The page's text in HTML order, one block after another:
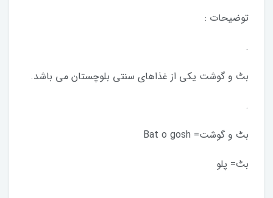
توضیحات :
.
بٹ و گوشت یکی از غذاهای سنتی بلوچستان می باشد.
.
بٹ و گوشت= Bat o gosh
بٹ= پلو